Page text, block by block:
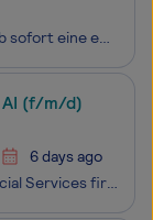
Die Gemeinde Großbeeren sucht ab sofort eine engagierte Leitung für den Bereich Bürgerdienstleistungen (m/w/d). Großbeeren ist eine dynamische Gemeinde im Norden Teltow-Flämings, nahe Berlin. Werden Sie Teil einer modernen und wachstumsorientierten Kleinstadtgemeinde.
(f/m/d)
6 days ago
Meet ALAIKA — a new kind of Financial Services firm — globally scaling, headquartered in Munich. The work is hard. The bar is high. Partner in 3-4 years possible, for the ones who can keep up and actually build a business themselves on our platf